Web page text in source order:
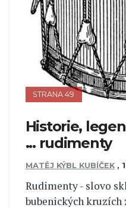
STRANA 49
Historie,
... rudimenty
MATĚJ KÝBL KUBÍČEK ,
Rudimenty - slovo
bubenických kruzích